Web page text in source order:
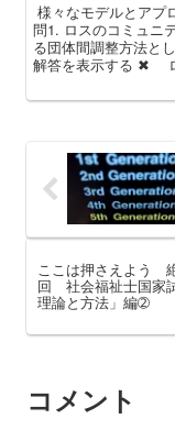
様々なモデルとアプ
問1. ロスのコミュニ
る団体間調整方法と
解答を表示する ✖
ここは押さえよう
回 社会福祉士国家
理論と方法」編➁
コメント